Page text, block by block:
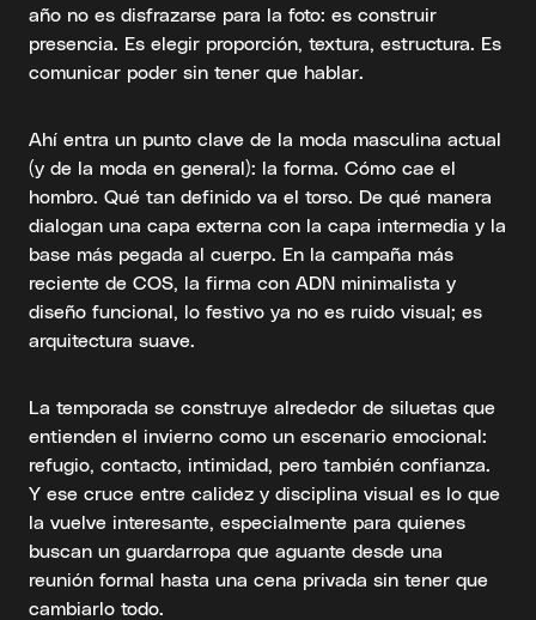
año no es disfrazarse para la foto: es construir
presencia. Es elegir proporción, textura, estructura. Es
comunicar poder sin tener que hablar.
Ahí entra un punto clave de la moda masculina actual
(y de la moda en general): la forma. Cómo cae el
hombro. Qué tan definido va el torso. De qué manera
dialogan una capa externa con la capa intermedia y la
base más pegada al cuerpo. En la campaña más
reciente de COS, la firma con ADN minimalista y
diseño funcional, lo festivo ya no es ruido visual; es
arquitectura suave.
La temporada se construye alrededor de siluetas que
entienden el invierno como un escenario emocional:
refugio, contacto, intimidad, pero también confianza.
Y ese cruce entre calidez y disciplina visual es lo que
la vuelve interesante, especialmente para quienes
buscan un guardarropa que aguante desde una
reunión formal hasta una cena privada sin tener que
cambiarlo todo.